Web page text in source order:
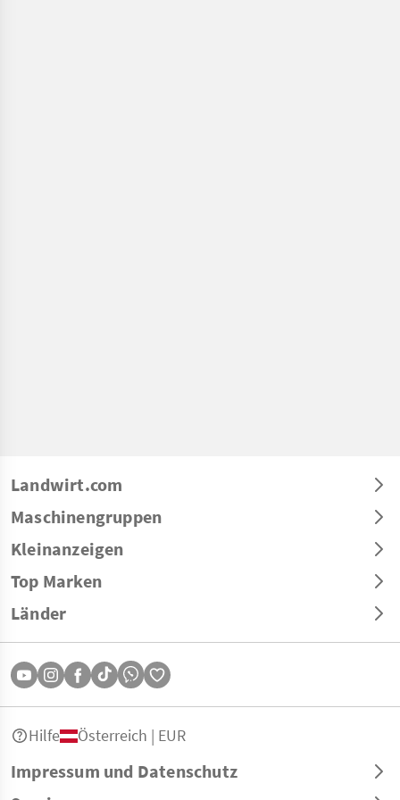
Landwirt.com
Maschinengruppen
Kleinanzeigen
Top Marken
Länder
Impressum und Datenschutz
Hilfe Österreich | EUR